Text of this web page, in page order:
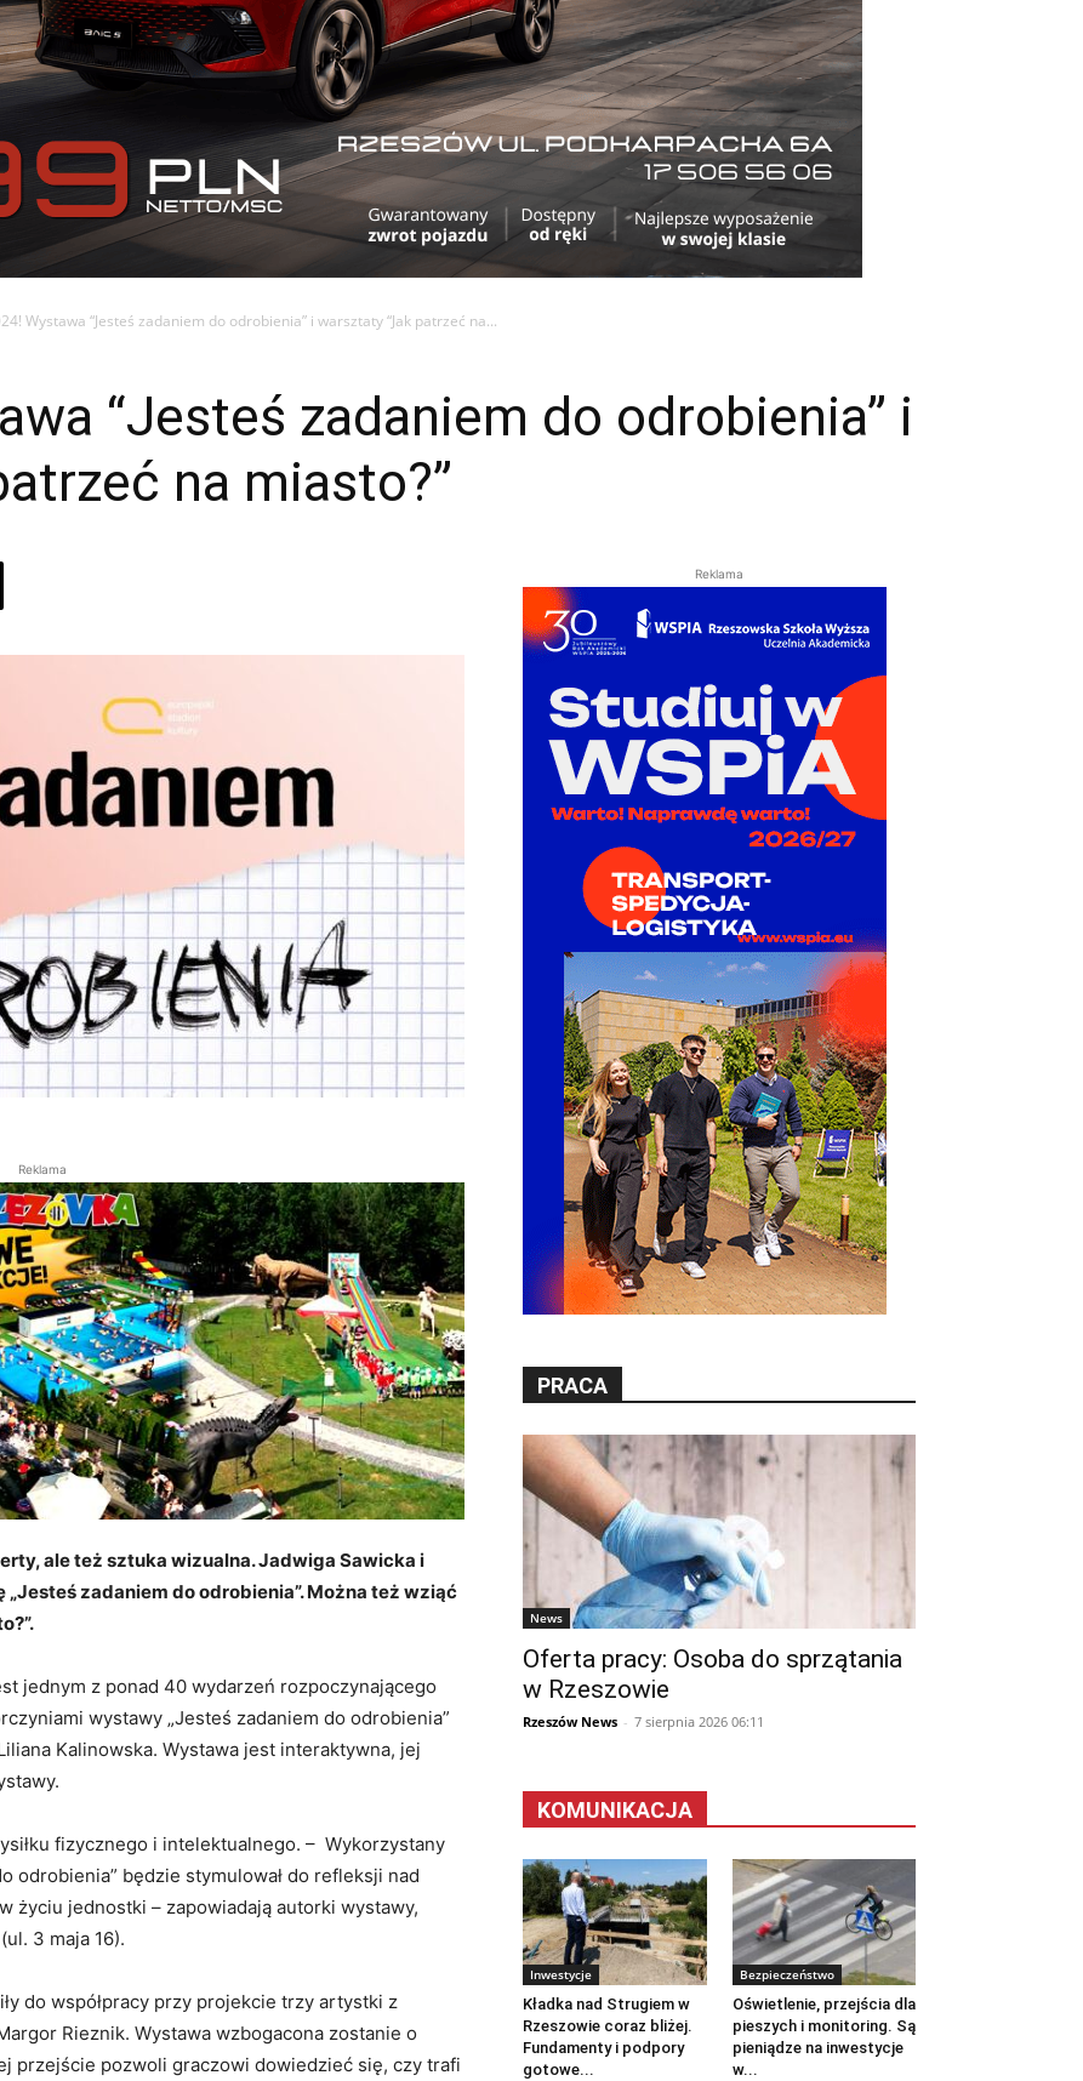
Wystawa “Jesteś zadaniem do odrobienia” i warsztaty “Jak patrzeć na...
“Jesteś zadaniem do odrobienia” i
na miasto?”
Reklama
ale też sztuka wizualna. Jadwiga Sawicka i
zadaniem do odrobienia”. Można też wziąć
jednym z ponad 40 wydarzeń rozpoczynającego
wystawy „Jesteś zadaniem do odrobienia”
Kalinowska. Wystawa jest interaktywna, jej
fizycznego i intelektualnego. – Wykorzystany
odrobienia” będzie stymulował do refleksji nad
życiu jednostki – zapowiadają autorki wystawy,
3 maja 16).
do współpracy przy projekcie trzy artystki z
Rieznik. Wystawa wzbogacona zostanie o
przejście pozwoli graczowi dowiedzieć się, czy trafi
Reklama
PRACA
News
Oferta pracy: Osoba do sprzątania
w Rzeszowie
Rzeszów News - 7 sierpnia 2026 06:11
KOMUNIKACJA
Inwestycje
Kładka nad Strugiem w
Rzeszowie coraz bliżej.
Fundamenty i podpory
gotowe...
Bezpieczeństwo
Oświetlenie, przejścia dla
pieszych i monitoring. Są
pieniądze na inwestycje
w...